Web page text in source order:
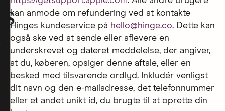
kan anmode om refundering ved at kontakte
Hinges kundeservice på hello@hinge.co. Dette kan
også ske ved at sende eller aflevere en
underskrevet og dateret meddelelse, der angiver,
at du, køberen, opsiger denne aftale, eller en
besked med tilsvarende ordlyd. Inkludér venligst
dit navn og den e-mailadresse, det telefonnummer
eller et andet unikt id, du brugte til at oprette din